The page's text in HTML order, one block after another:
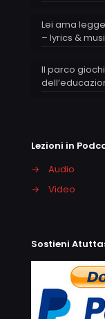
Lei ama
– lyrics &
Il parco
Lezioni in
→
Audio
→
Video
Sostieni